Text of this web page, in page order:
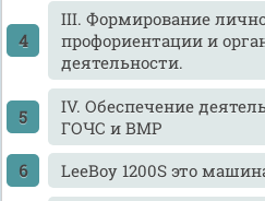
III. Формирование
профориентации и
деятельности.
IV. Обеспечение
ГОЧС и ВМР
LeeBoy 1200S это